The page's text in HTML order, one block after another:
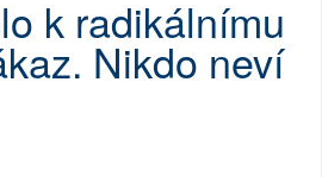
k radikálnímu
Nikdo neví